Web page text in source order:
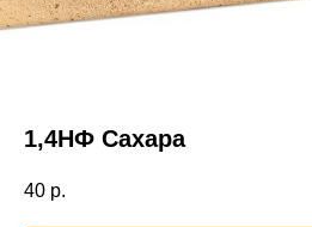
1,4НФ Сахара
40 р.